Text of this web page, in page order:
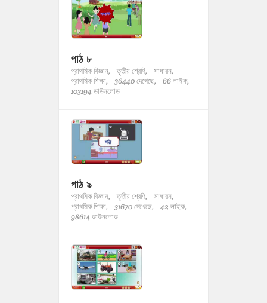
পাঠ ৮
প্রাথমিক বিজ্ঞান, তৃতীয় শ্রেণি,
সাধারন,
প্রাথমিক শিক্ষা,
36440 দেখেছে,
66 লাইক,
103194 ডাউনলোড
পাঠ ৯
প্রাথমিক বিজ্ঞান, তৃতীয় শ্রেণি,
সাধারন,
প্রাথমিক শিক্ষা,
31670 দেখেছে,
42 লাইক,
98614 ডাউনলোড